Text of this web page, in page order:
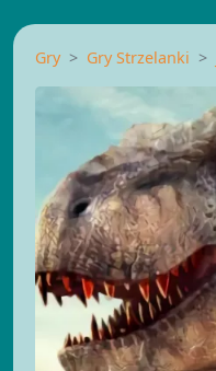
Gry Gry Strzelanki